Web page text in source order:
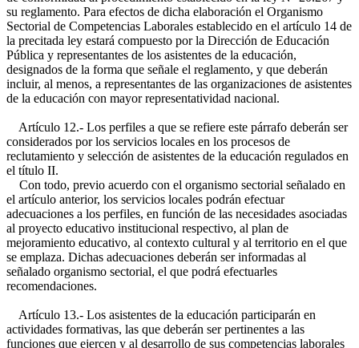
su reglamento. Para efectos de dicha elaboración el Organismo
Sectorial de Competencias Laborales establecido en el artículo 14 de
la precitada ley estará compuesto por la Dirección de Educación
Pública y representantes de los asistentes de la educación,
designados de la forma que señale el reglamento, y que deberán
incluir, al menos, a representantes de las organizaciones de asistentes
de la educación con mayor representatividad nacional.
Artículo 12.- Los perfiles a que se refiere este párrafo deberán ser
considerados por los servicios locales en los procesos de
reclutamiento y selección de asistentes de la educación regulados en
el título II.
Con todo, previo acuerdo con el organismo sectorial señalado en
el artículo anterior, los servicios locales podrán efectuar
adecuaciones a los perfiles, en función de las necesidades asociadas
al proyecto educativo institucional respectivo, al plan de
mejoramiento educativo, al contexto cultural y al territorio en el que
se emplaza. Dichas adecuaciones deberán ser informadas al
señalado organismo sectorial, el que podrá efectuarles
recomendaciones.
Artículo 13.- Los asistentes de la educación participarán en
actividades formativas, las que deberán ser pertinentes a las
funciones que ejercen y al desarrollo de sus competencias laborales